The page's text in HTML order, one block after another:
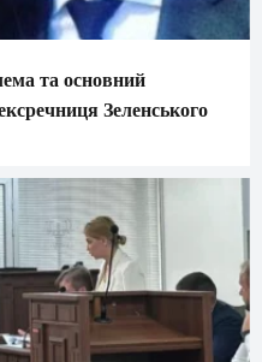
та основний
Зеленського